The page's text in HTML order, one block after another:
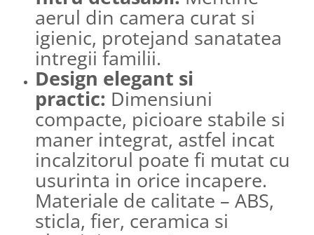
aerul din camera curat si
igienic, protejand sanatatea
intregii familii.
Design elegant si
practic: Dimensiuni
compacte, picioare stabile si
maner integrat, astfel incat
incalzitorul poate fi mutat cu
usurinta in orice incapere.
Materiale de calitate – ABS,
sticla, fier, ceramica si